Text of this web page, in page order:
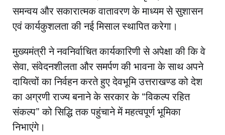
समन्वय और सकारात्मक वातावरण के माध्यम से सुशासन
एवं कार्यकुशलता की नई मिसाल स्थापित करेगा।
मुख्यमंत्री ने नवनिर्वाचित कार्यकारिणी से अपेक्षा की कि वे
सेवा, संवेदनशीलता और समर्पण की भावना के साथ अपने
दायित्वों का निर्वहन करते हुए देवभूमि उत्तराखण्ड को देश
का अग्रणी राज्य बनाने के सरकार के “विकल्प रहित
संकल्प” को सिद्धि तक पहुंचाने में महत्वपूर्ण भूमिका
निभाएंगे।